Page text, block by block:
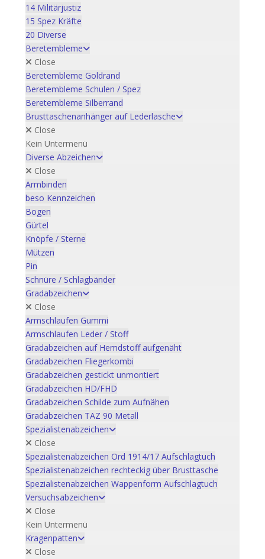
14 Militärjustiz
15 Spez Kräfte
20 Diverse
Beretembleme
Close
Beretembleme Goldrand
Beretembleme Schulen / Spez
Beretembleme Silberrand
Brusttaschenanhänger auf Lederlasche
Close
Kein Untermenü
Diverse Abzeichen
Close
Armbinden
beso Kennzeichen
Bogen
Gürtel
Knöpfe / Sterne
Mützen
Pin
Schnüre / Schlagbänder
Gradabzeichen
Close
Armschlaufen Gummi
Armschlaufen Leder / Stoff
Gradabzeichen auf Hemdstoff aufgenäht
Gradabzeichen Fliegerkombi
Gradabzeichen gestickt unmontiert
Gradabzeichen HD/FHD
Gradabzeichen Schilde zum Aufnähen
Gradabzeichen TAZ 90 Metall
Spezialistenabzeichen
Close
Spezialistenabzeichen Ord 1914/17 Aufschlagtuch
Spezialistenabzeichen rechteckig über Brusttasche
Spezialistenabzeichen Wappenform Aufschlagtuch
Versuchsabzeichen
Close
Kein Untermenü
Kragenpatten
Close